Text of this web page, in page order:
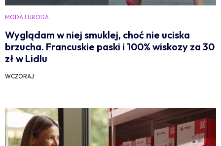
MODA I URODA
Wyglądam w niej smuklej, choć nie uciska
brzucha. Francuskie paski i 100% wiskozy za 30
zł w Lidlu
WCZORAJ